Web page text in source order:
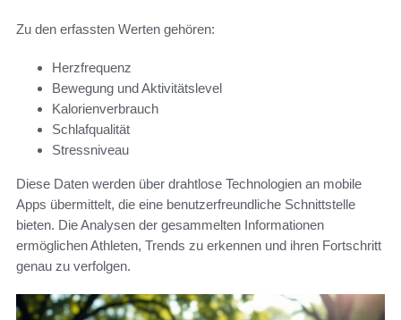
Zu den erfassten Werten gehören:
Herzfrequenz
Bewegung und Aktivitätslevel
Kalorienverbrauch
Schlafqualität
Stressniveau
Diese Daten werden über drahtlose Technologien an mobile
Apps übermittelt, die eine benutzerfreundliche Schnittstelle
bieten. Die Analysen der gesammelten Informationen
ermöglichen Athleten, Trends zu erkennen und ihren Fortschritt
genau zu verfolgen.